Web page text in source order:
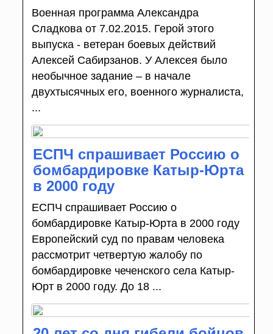
Военная программа Александра
Сладкова от 7.02.2015. Герой этого
выпуска - ветеран боевых действий
Алексей Сабирзанов. У Алексея было
необычное задание – в начале
двухтысячных его, военного журналиста,
...
ЕСПЧ спрашивает Россию о
бомбардировке Катыр-Юрта
в 2000 году
ЕСПЧ спрашивает Россию о
бомбардировке Катыр-Юрта в 2000 году
Европейский суд по правам человека
рассмотрит четвертую жалобу по
бомбардировке чеченского села Катыр-
Юрт в 2000 году. До 18 ...